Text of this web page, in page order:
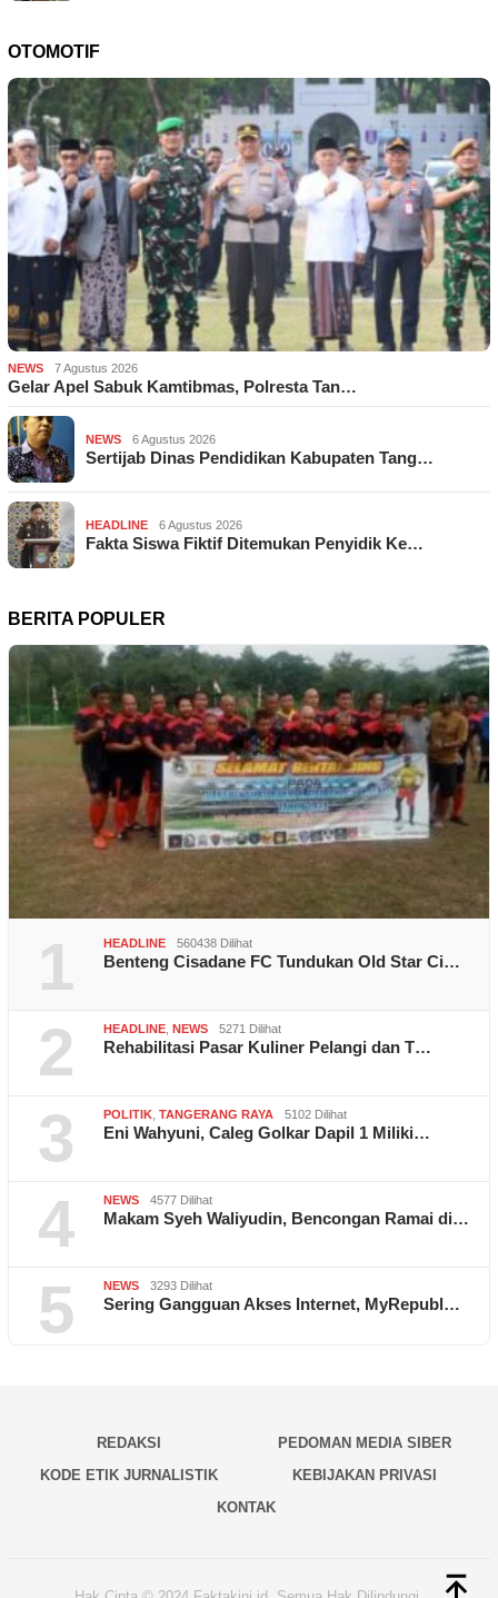
OTOMOTIF
NEWS 7 Agustus 2026
Gelar Apel Sabuk Kamtibmas, Polresta Tan…
NEWS 6 Agustus 2026
Sertijab Dinas Pendidikan Kabupaten Tang…
HEADLINE 6 Agustus 2026
Fakta Siswa Fiktif Ditemukan Penyidik Ke…
BERITA POPULER
1 HEADLINE 560438 Dilihat
Benteng Cisadane FC Tundukan Old Star Ci…
2 HEADLINE NEWS 5271 Dilihat
Rehabilitasi Pasar Kuliner Pelangi dan T…
3 POLITIK TANGERANG RAYA 5102 Dilihat
Eni Wahyuni, Caleg Golkar Dapil 1 Miliki…
4 NEWS 4577 Dilihat
Makam Syeh Waliyudin, Bencongan Ramai di…
5 NEWS 3293 Dilihat
Sering Gangguan Akses Internet, MyRepubl…
REDAKSI
PEDOMAN MEDIA SIBER
KODE ETIK JURNALISTIK
KEBIJAKAN PRIVASI
KONTAK